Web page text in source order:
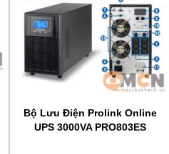
Bộ Lưu Điện Prolink Online
UPS 3000VA PRO803ES